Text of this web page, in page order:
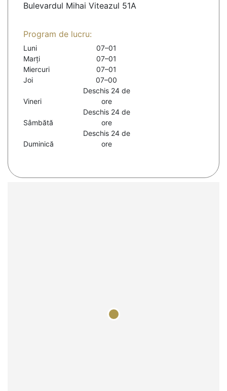
Bulevardul Mihai Viteazul 51A
Program de lucru:
Luni
07–01
Marți
07–01
Miercuri
07–01
Joi
07–00
Vineri
Deschis 24 de
ore
Sâmbătă
Deschis 24 de
ore
Duminică
Deschis 24 de
ore